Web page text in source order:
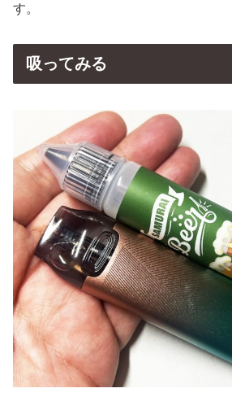
す。
吸ってみる